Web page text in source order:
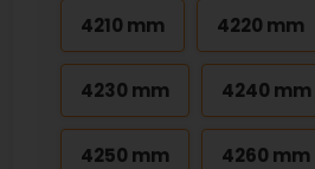
4210 mm 4220 mm
4230 mm 4240 mm
4250 mm 4260 mm